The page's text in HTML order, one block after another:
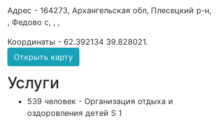
Адрес - 164273, Архангельская обл, Плесецкий р-н,
, Федово с, , ,
Координаты - 62.392134 39.828021.
Открыть карту
Услуги
539 человек - Организация отдыха и
оздоровления детей S 1